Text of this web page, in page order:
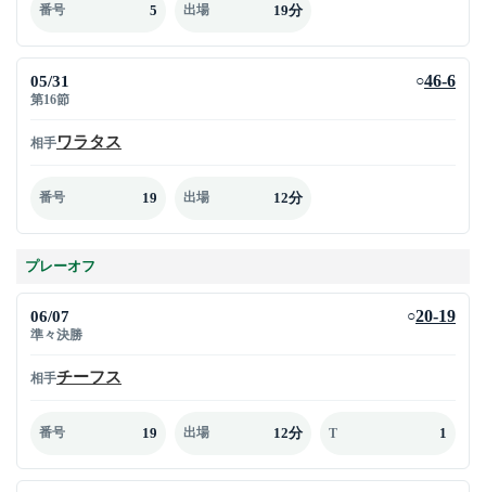
番号 5 出場 19分
05/31
第16節
○46-6
相手ワラタス
番号 19 出場 12分
プレーオフ
06/07
準々決勝
○20-19
相手チーフス
番号 19 出場 12分 T 1